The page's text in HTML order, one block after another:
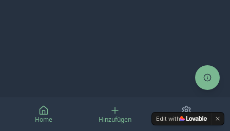
Home Hinzufügen Settings
Edit with